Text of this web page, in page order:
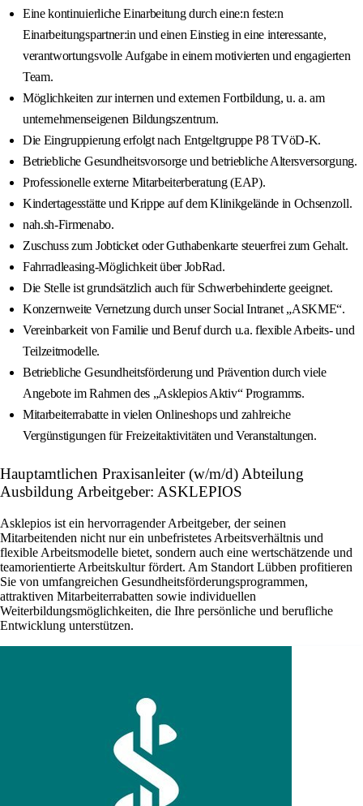
Eine kontinuierliche Einarbeitung durch eine:n feste:n
Einarbeitungspartner:in und einen Einstieg in eine interessante,
verantwortungsvolle Aufgabe in einem motivierten und engagierten
Team.
Möglichkeiten zur internen und externen Fortbildung, u. a. am
unternehmenseigenen Bildungszentrum.
Die Eingruppierung erfolgt nach Entgeltgruppe P8 TVöD-K.
Betriebliche Gesundheitsvorsorge und betriebliche Altersversorgung.
Professionelle externe Mitarbeiterberatung (EAP).
Kindertagesstätte und Krippe auf dem Klinikgelände in Ochsenzoll.
nah.sh-Firmenabo.
Zuschuss zum Jobticket oder Guthabenkarte steuerfrei zum Gehalt.
Fahrradleasing-Möglichkeit über JobRad.
Die Stelle ist grundsätzlich auch für Schwerbehinderte geeignet.
Konzernweite Vernetzung durch unser Social Intranet „ASKME“.
Vereinbarkeit von Familie und Beruf durch u.a. flexible Arbeits- und
Teilzeitmodelle.
Betriebliche Gesundheitsförderung und Prävention durch viele
Angebote im Rahmen des „Asklepios Aktiv“ Programms.
Mitarbeiterrabatte in vielen Onlineshops und zahlreiche
Vergünstigungen für Freizeitaktivitäten und Veranstaltungen.
Hauptamtlichen Praxisanleiter (w/m/d) Abteilung
Ausbildung Arbeitgeber: ASKLEPIOS
Asklepios ist ein hervorragender Arbeitgeber, der seinen
Mitarbeitenden nicht nur ein unbefristetes Arbeitsverhältnis und
flexible Arbeitsmodelle bietet, sondern auch eine wertschätzende und
teamorientierte Arbeitskultur fördert. Am Standort Lübben profitieren
Sie von umfangreichen Gesundheitsförderungsprogrammen,
attraktiven Mitarbeiterrabatten sowie individuellen
Weiterbildungsmöglichkeiten, die Ihre persönliche und berufliche
Entwicklung unterstützen.